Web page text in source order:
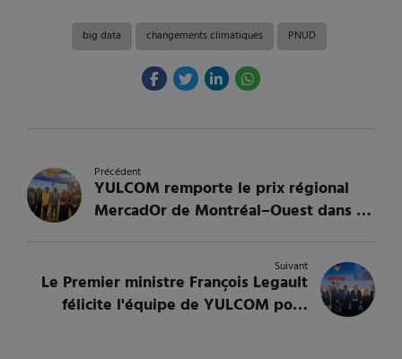
big data changements climatiques PNUD
Précédent
YULCOM remporte le prix régional
MercadOr de Montréal–Ouest dans la
Suivant
Le Premier ministre François Legault
félicite l'équipe de YULCOM pour